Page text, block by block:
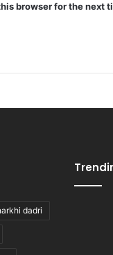
browser for the next
dadri